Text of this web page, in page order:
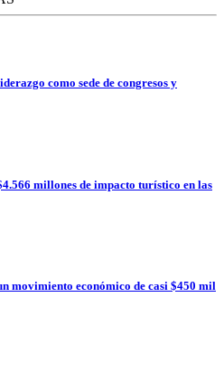
como sede de congresos y
millones de impacto turístico en las
movimiento económico de casi $450 mil